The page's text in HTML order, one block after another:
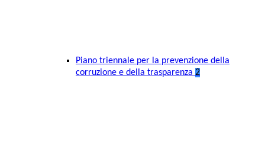
Piano triennale per la prevenzione della
corruzione e della trasparenza 2